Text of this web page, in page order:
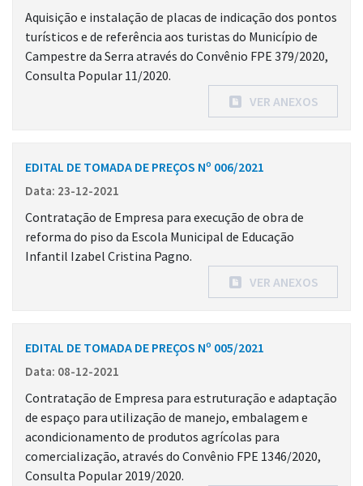
Aquisição e instalação de placas de indicação dos pontos
turísticos e de referência aos turistas do Município de
Campestre da Serra através do Convênio FPE 379/2020,
Consulta Popular 11/2020.
VER ANEXOS
EDITAL DE TOMADA DE PREÇOS Nº 006/2021
Data: 23-12-2021
Contratação de Empresa para execução de obra de
reforma do piso da Escola Municipal de Educação
Infantil Izabel Cristina Pagno.
VER ANEXOS
EDITAL DE TOMADA DE PREÇOS Nº 005/2021
Data: 08-12-2021
Contratação de Empresa para estruturação e adaptação
de espaço para utilização de manejo, embalagem e
acondicionamento de produtos agrícolas para
comercialização, através do Convênio FPE 1346/2020,
Consulta Popular 2019/2020.